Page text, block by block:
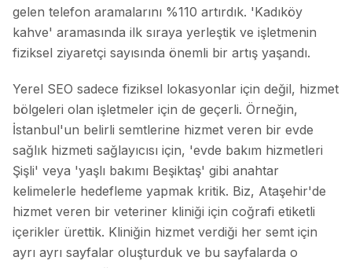
gelen telefon aramalarını %110 artırdık. 'Kadıköy
kahve' aramasında ilk sıraya yerleştik ve işletmenin
fiziksel ziyaretçi sayısında önemli bir artış yaşandı.
Yerel SEO sadece fiziksel lokasyonlar için değil, hizmet
bölgeleri olan işletmeler için de geçerli. Örneğin,
İstanbul'un belirli semtlerine hizmet veren bir evde
sağlık hizmeti sağlayıcısı için, 'evde bakım hizmetleri
Şişli' veya 'yaşlı bakımı Beşiktaş' gibi anahtar
kelimelerle hedefleme yapmak kritik. Biz, Ataşehir'de
hizmet veren bir veteriner kliniği için coğrafi etiketli
içerikler ürettik. Kliniğin hizmet verdiği her semt için
ayrı ayrı sayfalar oluşturduk ve bu sayfalarda o